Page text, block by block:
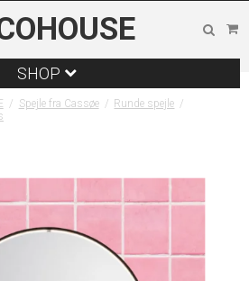
SHOP
/ Spejle fra Cassøe / Runde spejle /